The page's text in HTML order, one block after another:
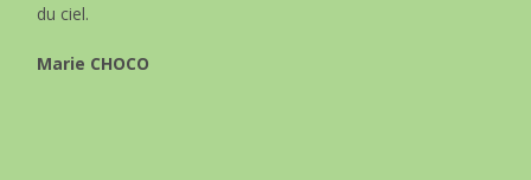
du ciel.
Marie CHOCO